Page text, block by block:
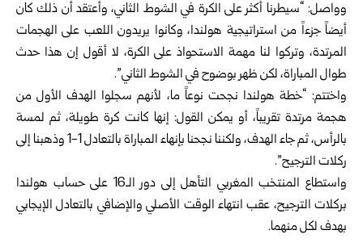
وواصل: “سيطرنا أكثر على الكرة في الشوط الثاني، وأعتقد أن ذلك كان
أيضاً جزءاً من استراتيجية هولندا، وكانوا يريدون اللعب على الهجمات
المرتدة، وتركوا لنا مهمة الاستحواذ على الكرة، لا أقول إن هذا حدث
طوال المباراة، لكن ظهر بوضوح في الشوط الثاني”.
واختتم: “خطة هولندا نجحت نوعاً ما، لأنهم سجلوا الهدف الأول من
هجمة مرتدة تقريباً، أو يمكن القول: إنها كانت كرة طويلة، ثم لمسة
بالرأس، ثم جاء الهدف، ولكننا نجحنا بإنهاء المباراة بالتعادل 1-1 وذهبنا إلى
ركلات الترجيح”.
واستطاع المنتخب المغربي التأهل إلى دور الـ16 على حساب هولندا
بركلات الترجيح، عقب انتهاء الوقت الأصلي والإضافي بالتعادل الإيجابي
بهدف لكل منهما.